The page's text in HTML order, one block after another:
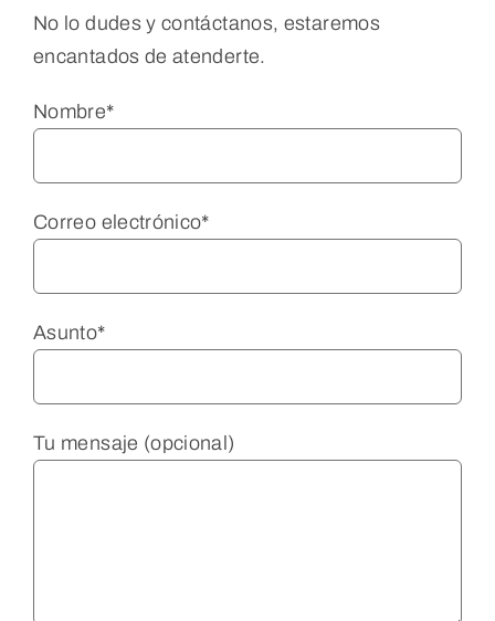
No lo dudes y contáctanos, estaremos
encantados de atenderte.
Nombre*
Correo electrónico*
Asunto*
Tu mensaje (opcional)